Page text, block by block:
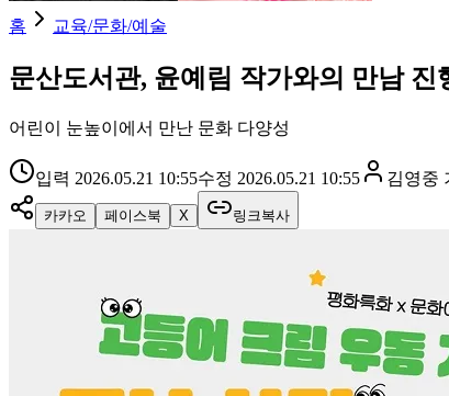
홈 교육/문화/예술
문산도서관, 윤예림 작가와의 만남 진
어린이 눈높이에서 만난 문화 다양성
입력 2026.05.21 10:55수정 2026.05.21 10:55 김영중
카카오 페이스북 X 링크복사